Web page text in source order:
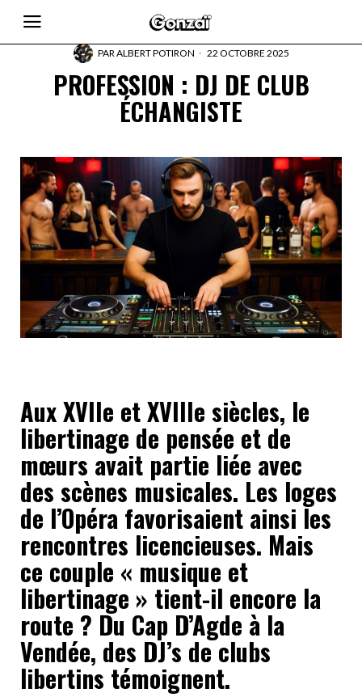
PARALBERT POTIRON 22 OCTOBRE 2025
PROFESSION : DJ DE CLUB
ÉCHANGISTE
Aux XVIIe et XVIIIe siècles, le
libertinage de pensée et de
mœurs avait partie liée avec
des scènes musicales. Les loges
de l’Opéra favorisaient ainsi les
rencontres licencieuses. Mais
ce couple « musique et
libertinage » tient-il encore la
route ? Du Cap D’Agde à la
Vendée, des DJ’s de clubs
libertins témoignent.